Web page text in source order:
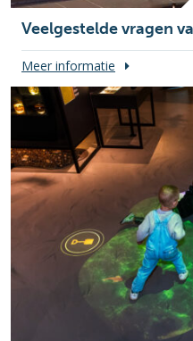
Veelgestelde vragen
Meer informatie